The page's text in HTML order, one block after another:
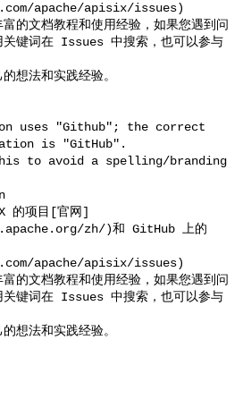
apache/apisix/issues)
的文档教程和使用经验，如果您遇到问
关键词在 Issues 中搜索，也可以参与
想法和实践经验。
is "GitHub".
to avoid a spelling/branding
zh/)和 GitHub 上的
apache/apisix/issues)
的文档教程和使用经验，如果您遇到问
关键词在 Issues 中搜索，也可以参与
想法和实践经验。